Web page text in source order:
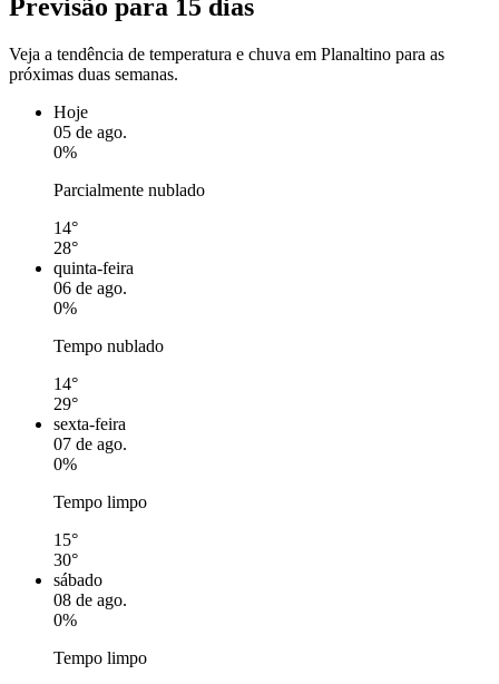
Previsão para 15 dias
Veja a tendência de temperatura e chuva em Planaltino para as
próximas duas semanas.
Hoje
05 de ago.
0%
Parcialmente nublado
14°
28°
quinta-feira
06 de ago.
0%
Tempo nublado
14°
29°
sexta-feira
07 de ago.
0%
Tempo limpo
15°
30°
sábado
08 de ago.
0%
Tempo limpo